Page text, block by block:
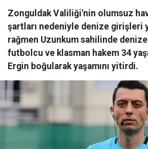
Zonguldak Valiliği'nin olumsuz
şartları nedeniyle denize girişleri
rağmen Uzunkum sahilinde
futbolcu ve klasman hakem 34
Ergin boğularak yaşamını yitirdi.